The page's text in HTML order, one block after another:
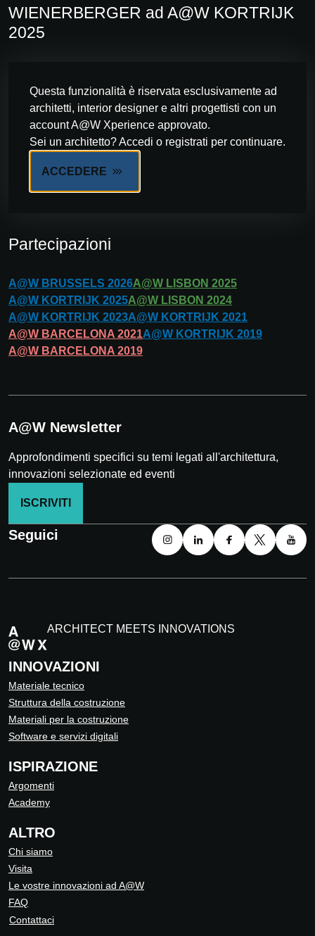
WIENERBERGER ad A@W KORTRIJK
2025
Questa funzionalità è riservata esclusivamente ad
architetti, interior designer e altri progettisti con un
account A@W Xperience approvato.
Sei un architetto? Accedi o registrati per continuare.
ACCEDERE
Partecipazioni
A@W BRUSSELS 2026A@W LISBON 2025
A@W KORTRIJK 2025A@W LISBON 2024
A@W KORTRIJK 2023A@W KORTRIJK 2021
A@W BARCELONA 2021A@W KORTRIJK 2019
A@W BARCELONA 2019
A@W Newsletter
Approfondimenti specifici su temi legati all'architettura,
innovazioni selezionate ed eventi
ISCRIVITI
Seguici
ARCHITECT MEETS INNOVATIONS
INNOVAZIONI
Materiale tecnico
Struttura della costruzione
Materiali per la costruzione
Software e servizi digitali
ISPIRAZIONE
Argomenti
Academy
ALTRO
Chi siamo
Visita
Le vostre innovazioni ad A@W
FAQ
Contattaci